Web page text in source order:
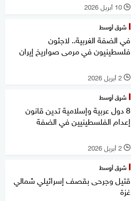
l 10 أبريل 2026
شرق أوسط
في الضفة الغربية.. لاجئون
فلسطينيون في مرمى صواريخ إيران
l 2 أبريل 2026
شرق أوسط
8 دول عربية وإسلامية تدين قانون
إعدام الفلسطينيين في الضفة
l 2 أبريل 2026
شرق أوسط
قتيل وجرحى بقصف إسرائيلي شمالي
غزة